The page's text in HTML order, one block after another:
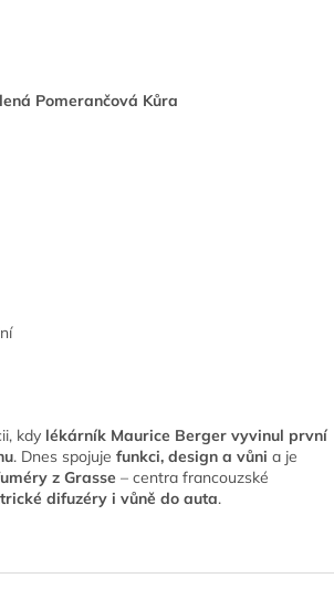
Pomerančová Kůra
kdy lékárník Maurice Berger vyvinul první
. Dnes spojujefunkci, design a vůni a je
z Grasse – centra francouzské
difuzéry i vůně do auta.